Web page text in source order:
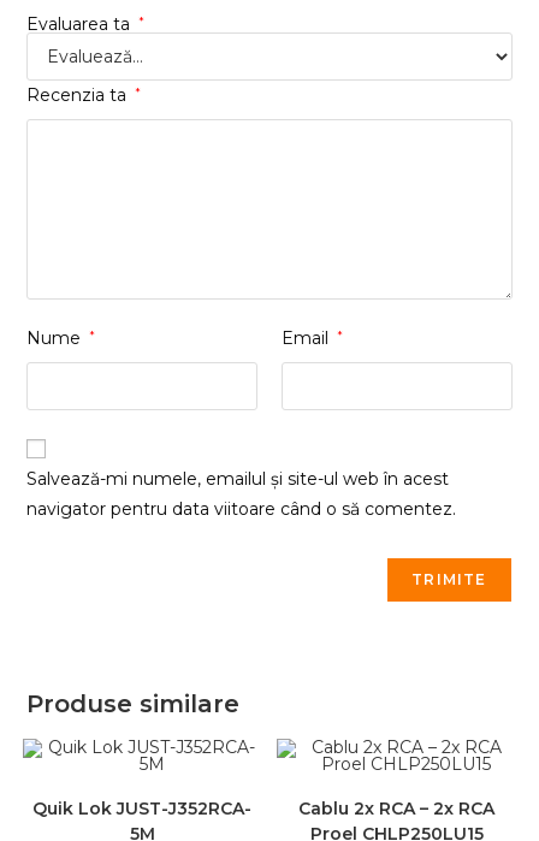
Evaluarea ta *
Recenzia ta *
Nume * Email *
Salvează-mi numele, emailul și site-ul web în acest
navigator pentru data viitoare când o să comentez.
Produse similare
Quik Lok JUST-J352RCA-
5M
Cablu 2x RCA – 2x RCA
Proel CHLP250LU15